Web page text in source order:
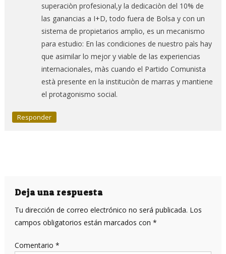
superaciòn profesional,y la dedicaciòn del 10% de
las ganancias a I+D, todo fuera de Bolsa y con un
sistema de propietarios amplio, es un mecanismo
para estudio: En las condiciones de nuestro paìs hay
que asimilar lo mejor y viable de las experiencias
internacionales, màs cuando el Partido Comunista
està presente en la instituciòn de marras y mantiene
el protagonismo social.
Responder
Deja una respuesta
Tu dirección de correo electrónico no será publicada. Los
campos obligatorios están marcados con *
Comentario *